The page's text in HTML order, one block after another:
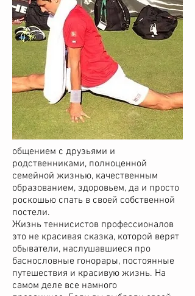
общением с друзьями и
родственниками, полноценной
семейной жизнью, качественным
образованием, здоровьем, да и просто
роскошью спать в своей собственной
постели.
Жизнь теннисистов профессионалов
это не красивая сказка, которой верят
обыватели, наслушавшиеся про
баснословные гонорары, постоянные
путешествия и красивую жизнь. На
самом деле все намного